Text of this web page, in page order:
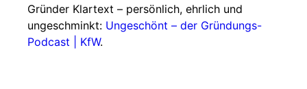
Gründer Klartext – persönlich, ehrlich und
ungeschminkt: Ungeschönt – der Gründungs-
Podcast | KfW.